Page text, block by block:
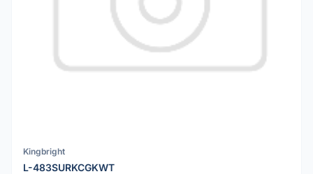
Kingbright
L-483SURKCGKWT